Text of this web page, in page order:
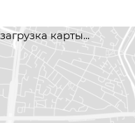
загрузка карты...